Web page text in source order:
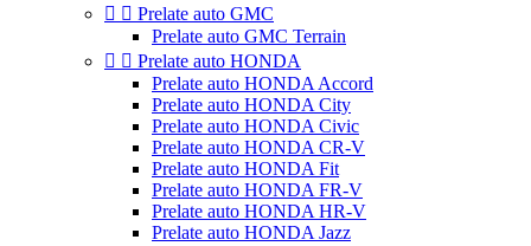
  Prelate auto GMC
Prelate auto GMC Terrain
  Prelate auto HONDA
Prelate auto HONDA Accord
Prelate auto HONDA City
Prelate auto HONDA Civic
Prelate auto HONDA CR-V
Prelate auto HONDA Fit
Prelate auto HONDA FR-V
Prelate auto HONDA HR-V
Prelate auto HONDA Jazz